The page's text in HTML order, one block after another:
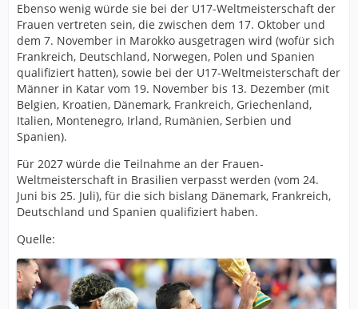
Ebenso wenig würde sie bei der U17-Weltmeisterschaft der
Frauen vertreten sein, die zwischen dem 17. Oktober und
dem 7. November in Marokko ausgetragen wird (wofür sich
Frankreich, Deutschland, Norwegen, Polen und Spanien
qualifiziert hatten), sowie bei der U17-Weltmeisterschaft der
Männer in Katar vom 19. November bis 13. Dezember (mit
Belgien, Kroatien, Dänemark, Frankreich, Griechenland,
Italien, Montenegro, Irland, Rumänien, Serbien und
Spanien).
Für 2027 würde die Teilnahme an der Frauen-
Weltmeisterschaft in Brasilien verpasst werden (vom 24.
Juni bis 25. Juli), für die sich bislang Dänemark, Frankreich,
Deutschland und Spanien qualifiziert haben.
Quelle: